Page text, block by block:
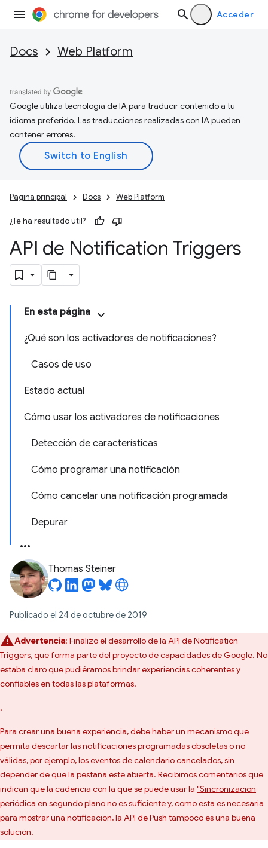
Acceder
Docs Web Platform
Google utiliza tecnología de IA para traducir contenido a tu
idioma preferido. Las traducciones realizadas con IA pueden
contener errores.
Página principal Docs Web Platform
¿Te ha resultado útil?
API de Notification Triggers
En esta página
¿Qué son los activadores de notificaciones?
Casos de uso
Estado actual
Cómo usar los activadores de notificaciones
Detección de características
Cómo programar una notificación
Cómo cancelar una notificación programada
Depurar
Thomas Steiner
Publicado el 24 de octubre de 2019
Advertencia: Finalizó el desarrollo de la API de Notification
Triggers, que forma parte del proyecto de capacidadesde Google. No
estaba claro que pudiéramos brindar experiencias coherentes y
confiables en todas las plataformas.
.
Para crear una buena experiencia, debe haber un mecanismo que
permita descartar las notificaciones programadas obsoletas o no
válidas, por ejemplo, los eventos de calendario cancelados, sin
depender de que la pestaña esté abierta. Recibimos comentarios que
indican que la cadencia con la que se puede usar la "Sincronización
periódica en segundo planono es suficiente y, como esta es necesaria
para mostrar una notificación, la API de Push tampoco es una buena
solución.